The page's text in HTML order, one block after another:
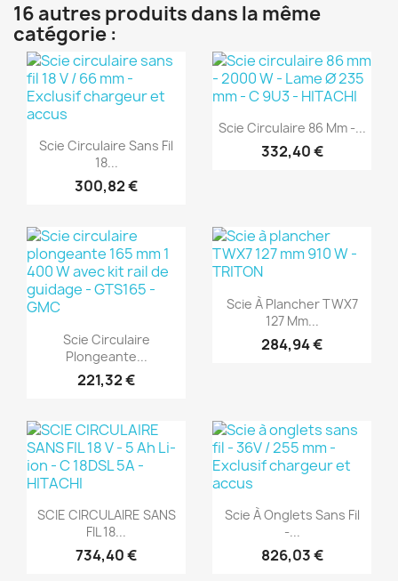
16 autres produits dans la même
catégorie :
Aperçu rapide
Scie Circulaire Sans Fil
18...
300,82 €
Aperçu rapide
Scie Circulaire 86 Mm -...
332,40 €
(1)
Aperçu rapide
Scie Circulaire
Plongeante...
221,32 €
 Aperçu rapide
Scie À Plancher TWX7
127 Mm...
284,94 €
Aperçu rapide
SCIE CIRCULAIRE SANS
FIL 18...
734,40 €
 Aperçu rapide
Scie À Onglets Sans Fil
-...
826,03 €